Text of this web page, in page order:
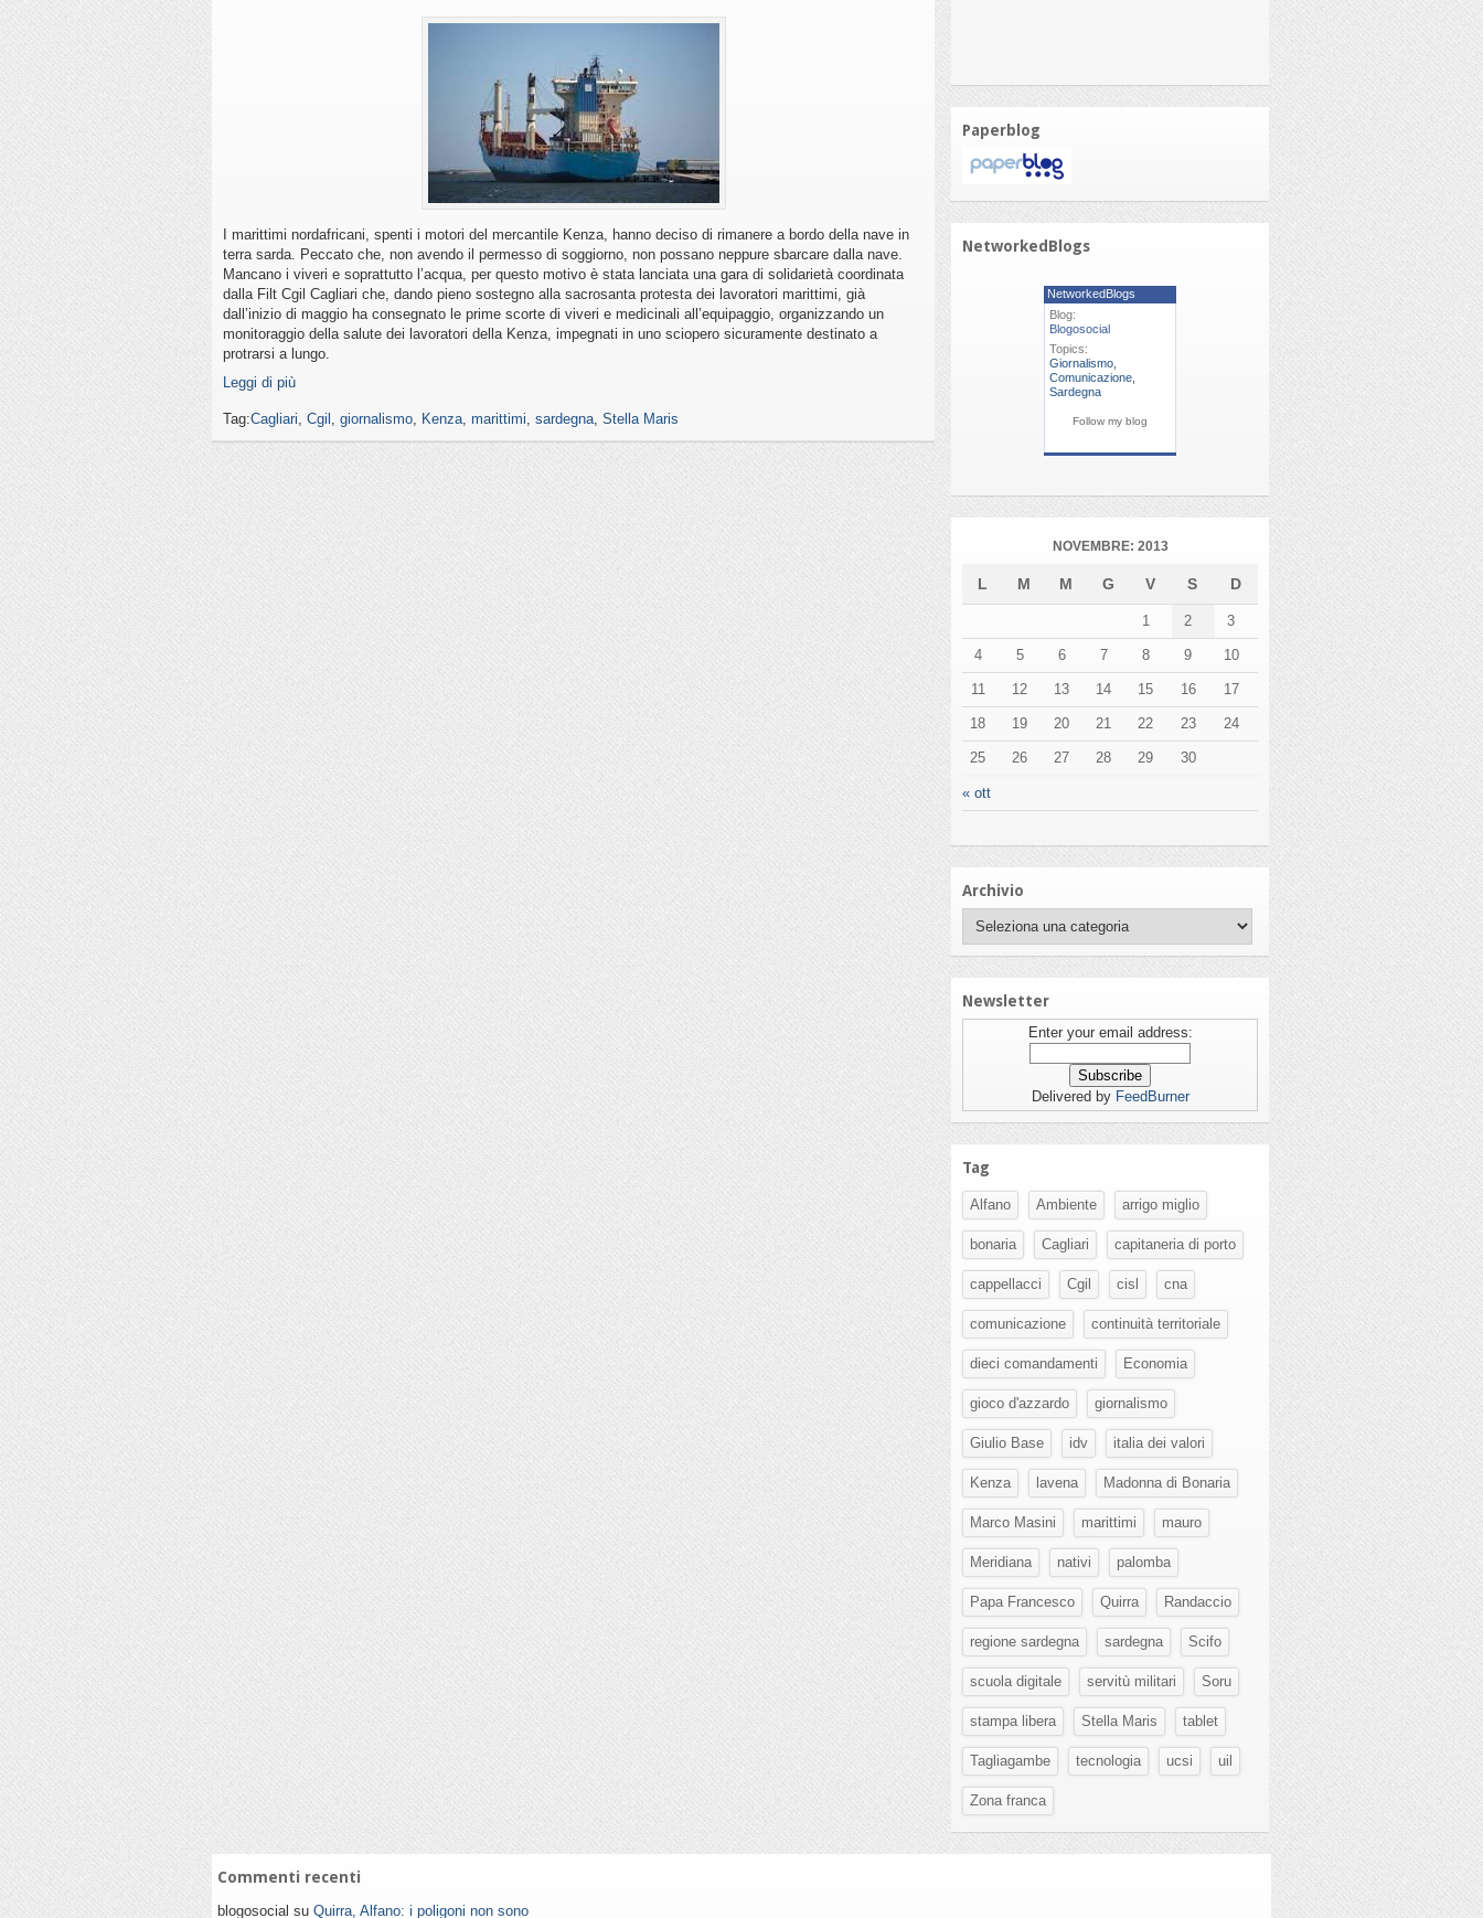
I marittimi nordafricani, spenti i motori del mercantile Kenza, hanno deciso di rimanere a bordo della nave in
terra sarda. Peccato che, non avendo il permesso di soggiorno, non possano neppure sbarcare dalla nave.
Mancano i viveri e soprattutto l’acqua, per questo motivo è stata lanciata una gara di solidarietà coordinata
dalla Filt Cgil Cagliari che, dando pieno sostegno alla sacrosanta protesta dei lavoratori marittimi, già
dall’inizio di maggio ha consegnato le prime scorte di viveri e medicinali all’equipaggio, organizzando un
monitoraggio della salute dei lavoratori della Kenza, impegnati in uno sciopero sicuramente destinato a
protrarsi a lungo.
Leggi di più
Tag:Cagliari, Cgil , giornalismo, Kenza, marittimi, sardegna, Stella Maris
Paperblog
NetworkedBlogs
NetworkedBlogs
Blog:
Blogosocial
Topics:
Giornalismo
Comunicazione
Sardegna
Follow my blog
NOVEMBRE: 2013
L M M G V S D
« ott
1 2 3
4 5 6 7 8 9 10
11 12 13 14 15 16 17
18 19 20 21 22 23 24
25 26 27 28 29 30
Archivio
Newsletter
Enter your email address:
Delivered by FeedBurner
Tag
Alfano Ambiente arrigo miglio
bonaria Cagliari capitaneria di porto
cappellacci Cgil cisl cna
comunicazione continuità territoriale
dieci comandamenti Economia
gioco d'azzardo giornalismo
Giulio Base idv italia dei valori
Kenza lavena Madonna di Bonaria
Marco Masini marittimi mauro
Meridiana nativi palomba
Papa Francesco Quirra Randaccio
regione sardegna sardegna Scifo
scuola digitale servitù militari Soru
stampa libera Stella Maris tablet
Tagliagambe tecnologia ucsi uil
Zona franca
Commenti recenti
blogosocial su Quirra, Alfano: i poligoni non sono